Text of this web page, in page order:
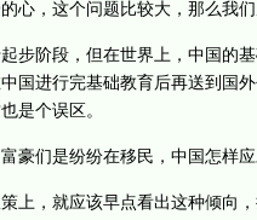
，这个问题比较大，那么我们
阶段，但在世界上，中国的基
国进行完基础教育后再送到国
是个误区。
们是纷纷在移民，中国怎样应
，就应该早点看出这种倾向，